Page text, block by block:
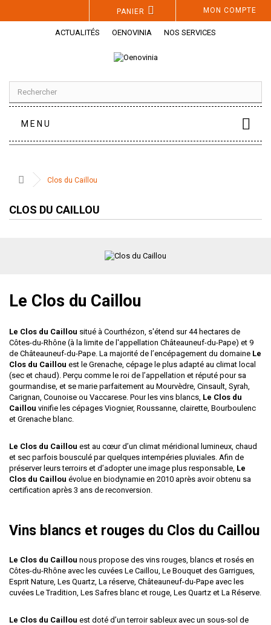
MON COMPTE
PANIER
ACTUALITÉS OENOVINIA NOS SERVICES
MENU
Clos du Caillou
CLOS DU CAILLOU
Le Clos du Caillou
Le Clos du Caillou situé à Courthézon, s'étend sur 44 hectares de
Côtes-du-Rhône (à la limite de l'appellation Châteauneuf-du-Pape) et 9
de Châteauneuf-du-Pape. La majorité de l’encépagement du domaine Le
Clos du Caillou est le Grenache, cépage le plus adapté au climat local
(sec et chaud). Perçu comme le roi de l’appellation et réputé pour sa
gourmandise, et se marie parfaitement au Mourvèdre, Cinsault, Syrah,
Carignan, Counoise ou Vaccarese. Pour les vins blancs, Le Clos du
Caillou vinifie les cépages Viognier, Roussanne, clairette, Bourboulenc
et Grenache blanc.
Le Clos du Caillou est au cœur d’un climat méridional lumineux, chaud
et sec parfois bousculé par quelques intempéries pluviales. Afin de
préserver leurs terroirs et d’adopter une image plus responsable, Le
Clos du Caillou évolue en biodynamie en 2010 après avoir obtenu sa
certification après 3 ans de reconversion.
Vins blancs et rouges du Clos du Caillou
Le Clos du Caillou nous propose des vins rouges, blancs et rosés en
Côtes-du-Rhône avec les cuvées Le Caillou, Le Bouquet des Garrigues,
Esprit Nature, Les Quartz, La réserve, Châteauneuf-du-Pape avec les
cuvées Le Tradition, Les Safres blanc et rouge, Les Quartz et La Réserve.
Le Clos du Caillou est doté d’un terroir sableux avec un sous-sol de